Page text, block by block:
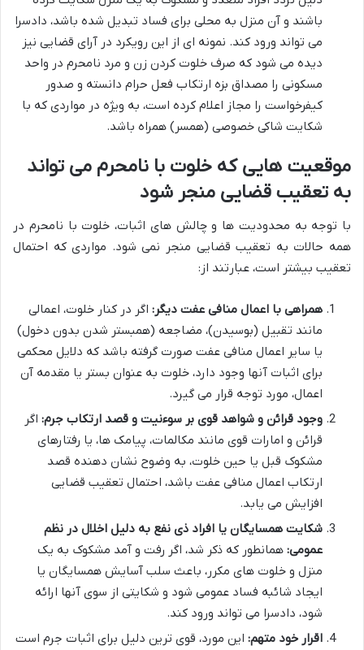
باشند و آن منزل به محلی برای فساد تبدیل شده باشد، دادسرا
می تواند ورود کند. نمونه ای از این رویکرد در آرای قضایی نیز
دیده می شود که صرف خلوت کردن زن و مرد نامحرم در واحد
مسکونی را مصداق بزه ارتکاب فعل حرام دانسته و صدور
کیفرخواست را مجاز اعلام کرده است، به ویژه در مواردی که با
شکایت شاکی خصوصی (همسر) همراه باشد.
موقعیت هایی که خلوت با نامحرم می تواند
به تعقیب قضایی منجر شود
با توجه به محدودیت ها و چالش های اثبات، خلوت با نامحرم در
همه حالات به تعقیب قضایی منجر نمی شود. مواردی که احتمال
تعقیب بیشتر است، عبارتند از:
همراهی با اعمال منافی عفت دیگر: اگر در کنار خلوت، اعمالی
مانند تقبیل (بوسیدن)، مضاجعه (همبستر شدن بدون دخول)
یا سایر اعمال منافی عفت صورت گرفته باشد که دلایل محکمی
برای اثبات آنها وجود دارد، خلوت به عنوان بستر یا مقدمه آن
اعمال، مورد توجه قرار می گیرد.
وجود قرائن و شواهد قوی بر سوءنیت و قصد ارتکاب جرم: اگر
قرائن و امارات قوی مانند مکالمات، پیامک ها، یا رفتارهای
مشکوک قبل یا حین خلوت، به وضوح نشان دهنده قصد
ارتکاب اعمال منافی عفت باشد، احتمال تعقیب قضایی
افزایش می یابد.
شکایت همسایگان یا افراد ذی نفع به دلیل اخلال در نظم
عمومی: همانطور که ذکر شد، اگر رفت و آمد مشکوک به یک
منزل و خلوت های مکرر، باعث سلب آسایش همسایگان یا
ایجاد شائبه فساد عمومی شود و شکایتی از سوی آنها ارائه
شود، دادسرا می تواند ورود کند.
اقرار خود متهم: این مورد، قوی ترین دلیل برای اثبات جرم است